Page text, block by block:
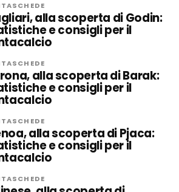
alla scoperta di Godin:
e consigli per il
alla scoperta di Barak:
e consigli per il
alla scoperta di Pjaca:
e consigli per il